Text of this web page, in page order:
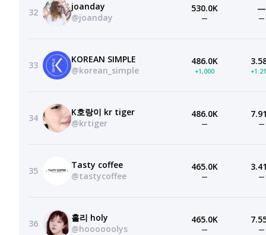
32
joanday
@joanday
530.0K
—
—
—
33
KOREAN SIMPLE
@korean_simple
486.0K
+1,000
34
K호랑이 kr tiger
@krtiger
486.0K
— —
35
Tasty coffee
@tastycoffee
465.0K
— —
36
홀리 holy
@hoooooolys
465.0K
— —